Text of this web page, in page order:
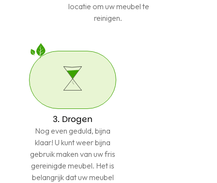
locatie om uw meubel te
reinigen.
3. Drogen
Nog even geduld, bijna
klaar! U kunt weer bijna
gebruik maken van uw fris
gereinigde meubel. Het is
belangrijk dat uw meubel